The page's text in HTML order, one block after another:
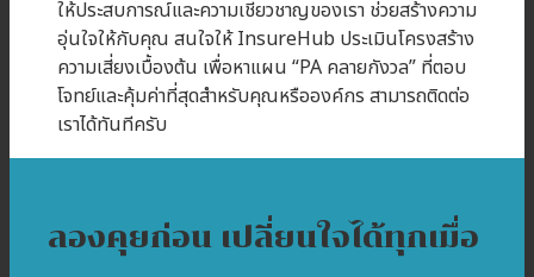
ให้ประสบการณ์และความเชี่ยวชาญของเรา ช่วยสร้างความ
อุ่นใจให้กับคุณ สนใจให้ InsureHub ประเมินโครงสร้าง
ความเสี่ยงเบื้องต้น เพื่อหาแผน “PA คลายกังวล” ที่ตอบ
โจทย์และคุ้มค่าที่สุดสำหรับคุณหรือองค์กร สามารถติดต่อ
เราได้ทันทีครับ
ลองคุยก่อน เปลี่ยนใจได้ทุกเมื่อ